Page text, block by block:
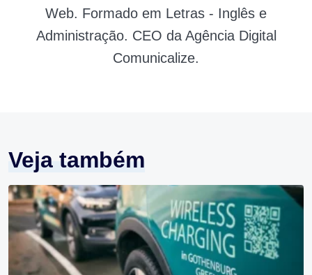
Web. Formado em Letras - Inglês e
Administração. CEO da Agência Digital
Comunicalize.
Veja também